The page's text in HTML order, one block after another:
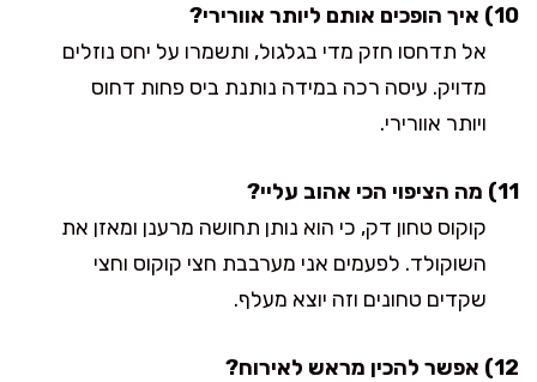
10) איך הופכים אותם ליותר אוורירי?
אל תדחסו חזק מדי בגלגול, ותשמרו על יחס נוזלים
מדויק. עיסה רכה במידה נותנת ביס פחות דחוס
ויותר אוורירי.
11) מה הציפוי הכי אהוב עליי?
קוקוס טחון דק, כי הוא נותן תחושה מרענן ומאזן את
השוקולד. לפעמים אני מערבבת חצי קוקוס וחצי
שקדים טחונים וזה יוצא מעלף.
12) אפשר להכין מראש לאירוח?